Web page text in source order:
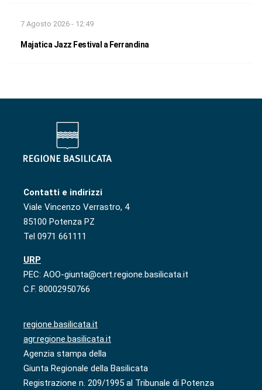
7 Agosto 2026 - 12:49
Majatica Jazz Festival a Ferrandina
Contatti e indirizzi
Viale Vincenzo Verrastro, 4
85100 Potenza PZ
Tel 0971 661111
URP
PEC: AOO-giunta@cert.regione.basilicata.it
C.F. 80002950766
regione.basilicata.it
agr.regione.basilicata.it
Agenzia stampa della
Giunta Regionale della Basilicata
Registrazione n. 209/1995 al Tribunale di Potenza